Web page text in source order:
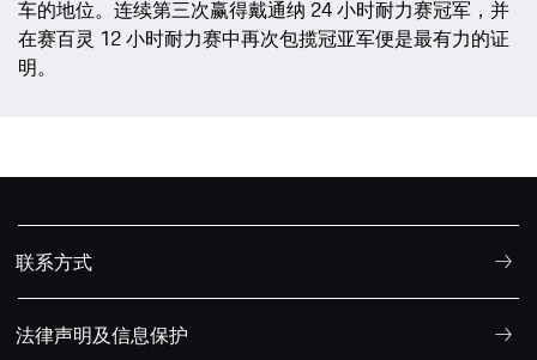
车的地位。连续第三次赢得戴通纳 24 小时耐力赛冠军，并
在赛百灵 12 小时耐力赛中再次包揽冠亚军便是最有力的证
明。
联系方式
法律声明及信息保护